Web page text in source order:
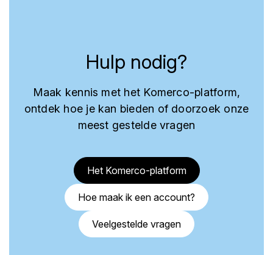
Hulp nodig?
Maak kennis met het Komerco-platform,
ontdek hoe je kan bieden of doorzoek onze
meest gestelde vragen
Het Komerco-platform
Hoe maak ik een account?
Veelgestelde vragen